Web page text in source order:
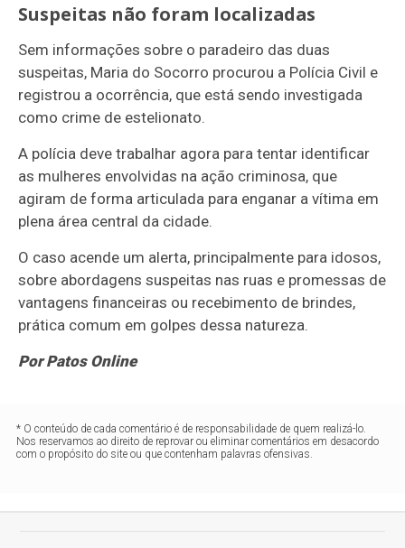
Suspeitas não foram localizadas
Sem informações sobre o paradeiro das duas
suspeitas, Maria do Socorro procurou a Polícia Civil e
registrou a ocorrência, que está sendo investigada
como crime de estelionato.
A polícia deve trabalhar agora para tentar identificar
as mulheres envolvidas na ação criminosa, que
agiram de forma articulada para enganar a vítima em
plena área central da cidade.
O caso acende um alerta, principalmente para idosos,
sobre abordagens suspeitas nas ruas e promessas de
vantagens financeiras ou recebimento de brindes,
prática comum em golpes dessa natureza.
Por Patos Online
* O conteúdo de cada comentário é de responsabilidade de quem realizá-lo.
Nos reservamos ao direito de reprovar ou eliminar comentários em desacordo
com o propósito do site ou que contenham palavras ofensivas.